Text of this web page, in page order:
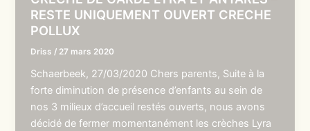
RESTE UNIQUEMENT OUVERT CRECHE
POLLUX
Driss / 27 mars 2020
Schaerbeek, 27/03/2020 Chers parents, Suite à la
forte diminution de présence d’enfants au sein de
nos 3 milieux d’accueil restés ouverts, nous avons
décidé de fermer momentanément les crèches Lyra